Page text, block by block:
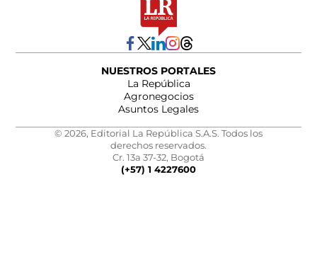
NUESTROS PORTALES
La República
Agronegocios
Asuntos Legales
© 2026, Editorial La República S.A.S. Todos los
derechos reservados.
Cr. 13a 37-32, Bogotá
(+57) 1 4227600